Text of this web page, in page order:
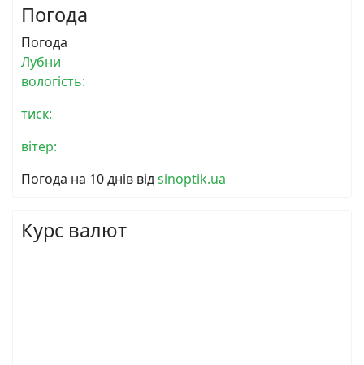
Погода
Погода
Лубни
вологість:
тиск:
вітер:
Погода на 10 днів відsinoptik.ua
Курс валют